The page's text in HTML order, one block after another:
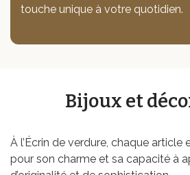
touche unique à votre quotidien.
Bijoux et
À l’Écrin de verdure, chaque article
pour son charme et sa capacité à